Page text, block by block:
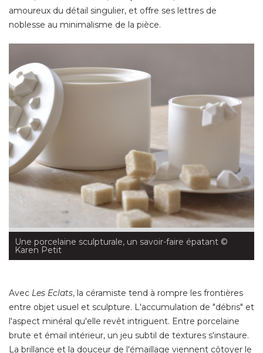
amoureux du détail singulier, et offre ses lettres de
noblesse au minimalisme de la pièce.
Une porcelaine sculpturale, un savoir-faire épatant ©
Karen Petit
Avec Les Eclats, la céramiste tend à rompre les frontières
entre objet usuel et sculpture. L'accumulation de "débris" et
l'aspect minéral qu'elle revêt intriguent. Entre porcelaine
brute et émail intérieur, un jeu subtil de textures s'instaure.
La brillance et la douceur de l'émaillage viennent côtoyer le